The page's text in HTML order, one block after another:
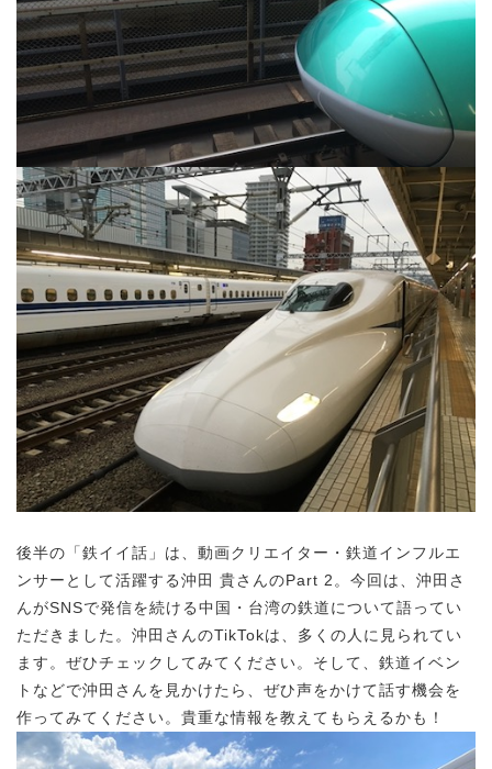
後半の「鉄イイ話」は、動画クリエイター・鉄道インフルエ
ンサーとして活躍する沖田 貴さんのPart 2。今回は、沖田さ
んがSNSで発信を続ける中国・台湾の鉄道について語ってい
ただきました。沖田さんのTikTokは、多くの人に見られてい
ます。ぜひチェックしてみてください。そして、鉄道イベン
トなどで沖田さんを見かけたら、ぜひ声をかけて話す機会を
作ってみてください。貴重な情報を教えてもらえるかも！